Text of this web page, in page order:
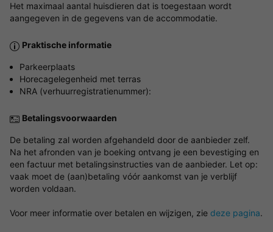
Het maximaal aantal huisdieren dat is toegestaan wordt
aangegeven in de gegevens van de accommodatie.
Praktische informatie
Parkeerplaats
Horecagelegenheid met terras
NRA (verhuurregistratienummer):
Betalingsvoorwaarden
De betaling zal worden afgehandeld door de aanbieder zelf.
Na het afronden van je boeking ontvang je een bevestiging en
een factuur met betalingsinstructies van de aanbieder. Let op:
vaak moet de (aan)betaling vóór aankomst van je verblijf
worden voldaan.
Voor meer informatie over betalen en wijzigen, zie deze pagina.